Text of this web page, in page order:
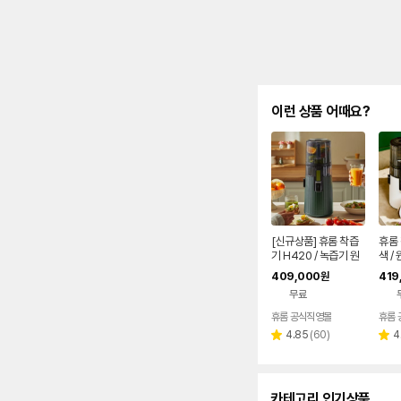
이런 상품 어때요?
[신규상품] 휴롬 착즙
기 H420 / 녹즙기 원
액기 쥬서기 엔자임주
스
409,000원
무료
휴롬 공식직영몰
별 4.85 리
(60)
휴롬
색 /
즙기
휴롬
별